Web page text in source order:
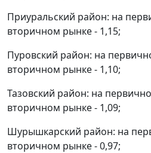
Приуральский район: на
вторичном рынке - 1,15;
Пуровский район: на
вторичном рынке - 1,10;
Тазовский район: на
вторичном рынке - 1,09;
Шурышкарский район: на
вторичном рынке - 0,97;